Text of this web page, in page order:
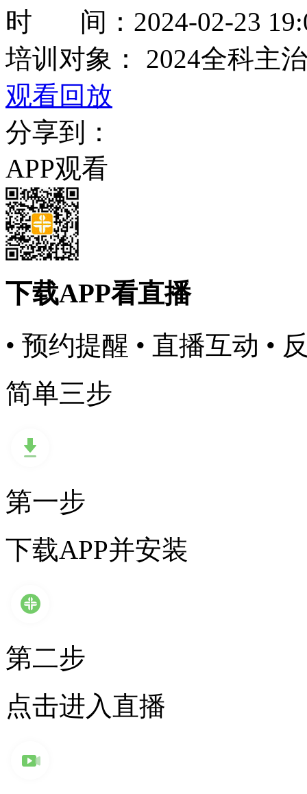
时 间： 2024-02-23
培训对象：
2024全科主
观看回放
分享到：
APP观看
下载APP看直播
• 预约提醒 • 直播互动 •
简单三步
第一步
下载APP并安装
第二步
点击进入直播